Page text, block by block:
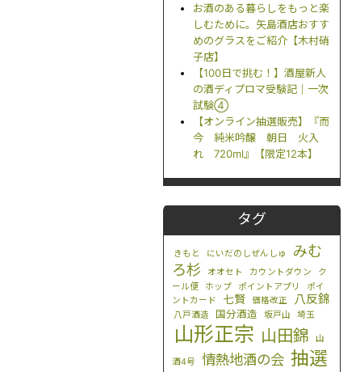
お酒のある暮らしをもっと楽
しむために。矢島酒店おすす
めのグラスをご紹介【木村硝
子店】
【100日で挑む！】酒屋新人
の酒ディプロマ受験記｜一次
試験④
【オンライン抽選販売】『而
今 純米吟醸 朝日 火入
れ 720ml』【限定12本】
タグ
きもと にいだのしぜんしゅ
みむ
ろ杉
オオセト カウントダウン
ク
ール便
ホップ ポイントアプリ
ポイ
ントカード
七賢 価格改正 八反錦
八戸酒造 国分酒造 坂戸山 埼玉
山形正宗 山田錦 山
酒4号 情熱地酒の会 抽選